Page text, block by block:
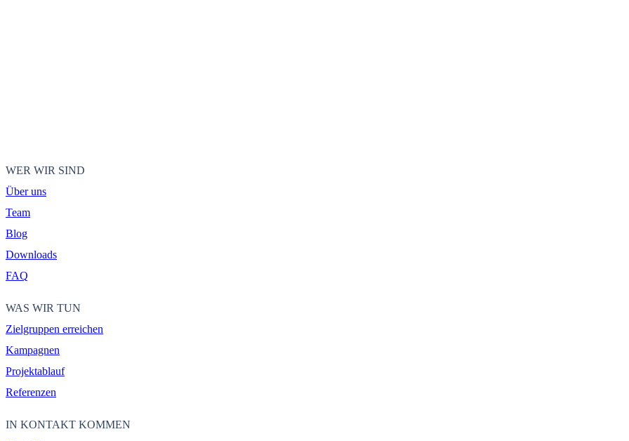
WER WIR SIND
Über uns
Team
Blog
Downloads
FAQ
WAS WIR TUN
Zielgruppen erreichen
Kampagnen
Projektablauf
Referenzen
IN KONTAKT KOMMEN